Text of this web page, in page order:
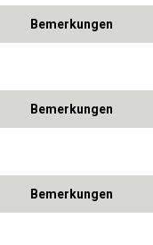
Bemerkungen
Bemerkungen
Bemerkungen